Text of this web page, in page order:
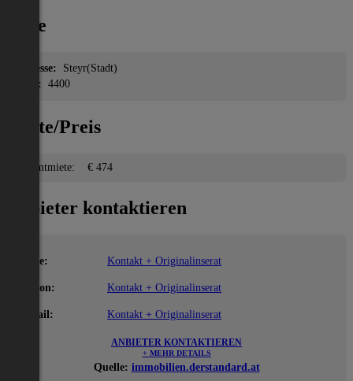
Lage
Adresse: Steyr(Stadt)
PLZ:
4400
Miete/Preis
Gesamtmiete: € 474
Anbieter kontaktieren
Name: Kontakt + Originalinserat
Telefon: Kontakt + Originalinserat
E-Mail: Kontakt + Originalinserat
ANBIETER KONTAKTIEREN
+ MEHR DETAILS
Quelle: immobilien.derstandard.at